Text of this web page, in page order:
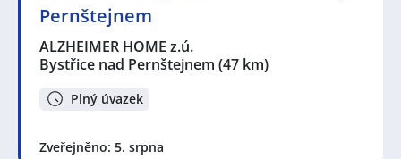
Pernštejnem
ALZHEIMER HOME z.ú.
Bystřice nad Pernštejnem (47 km)
Plný úvazek
Zveřejněno: 5. srpna